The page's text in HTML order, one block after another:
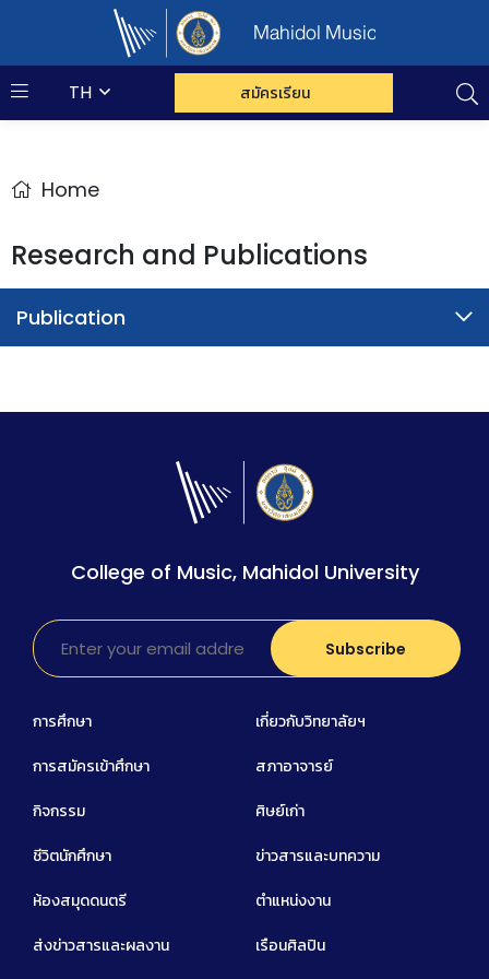
Mahidol Music
TH สมัครเรียน
Home
Research and Publications
Publication
College of Music, Mahidol University
การศึกษา
การสมัครเข้าศึกษา
กิจกรรม
ชีวิตนักศึกษา
ห้องสมุดดนตรี
ส่งข่าวสารและผลงาน
เกี่ยวกับวิทยาลัยฯ
สภาอาจารย์
ศิษย์เก่า
ข่าวสารและบทความ
ตำแหน่งงาน
เรือนศิลปิน